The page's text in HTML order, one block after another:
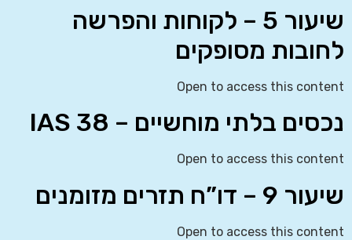
שיעור 5 – לקוחות והפרשה
לחובות מסופקים
Open to access this content
נכסים בלתי מוחשיים – IAS 38
Open to access this content
שיעור 9 – דו”ח תזרים מזומנים
Open to access this content